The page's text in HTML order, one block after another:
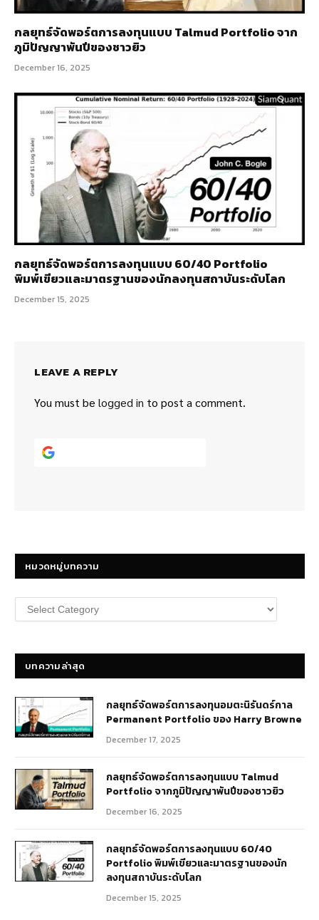
กลยุทธ์จัดพอร์ตการลงทุนแบบ Talmud Portfolio จาก
ภูมิปัญญาพันปีของชาวยิว
December 16, 2025
กลยุทธ์จัดพอร์ตการลงทุนแบบ 60/40 Portfolio
พิมพ์เขียวและมาตรฐานของนักลงทุนสถาบันระดับโลก
December 15, 2025
LEAVE A REPLY
You must be logged in to post a comment.
หมวดหมู่บทความ
หมวด
หมู่
บทความล่าสุด
กลยุทธ์​จัดพอร์ตการลงทุนอมตะนิรันดร์กาล
Permanent Portfolio ของ Harry Browne
December 17, 2025
กลยุทธ์จัดพอร์ตการลงทุนแบบ Talmud
Portfolio จากภูมิปัญญาพันปีของชาวยิว
December 16, 2025
กลยุทธ์จัดพอร์ตการลงทุนแบบ 60/40
Portfolio พิมพ์เขียวและมาตรฐานของนัก
ลงทุนสถาบันระดับโลก
December 15, 2025